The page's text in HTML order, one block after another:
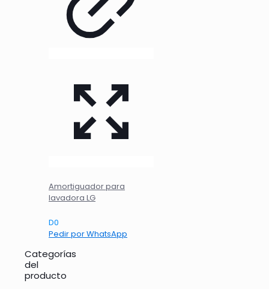
Amortiguador para
lavadora LG
D0
Pedir por WhatsApp
Categorías
del
producto